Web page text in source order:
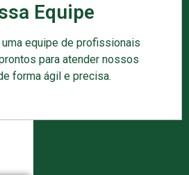
Equipe
equipe de profissionais
para atender nossos
forma ágil e precisa.